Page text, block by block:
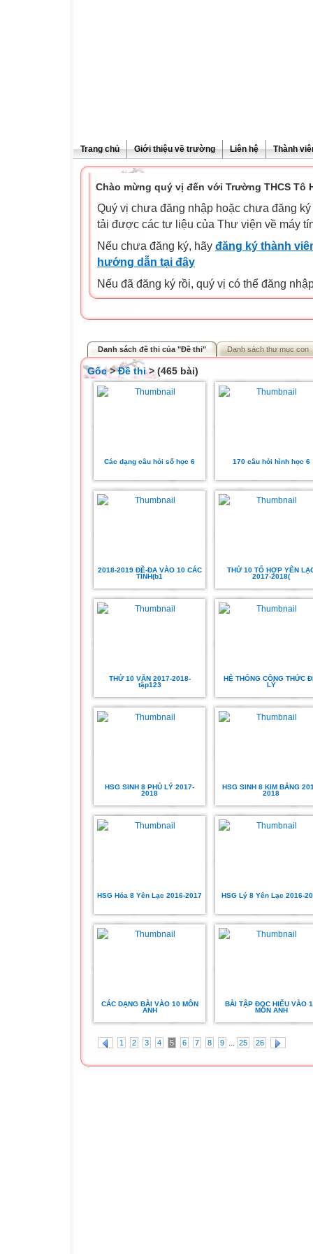
Trang chủ Giới thiệu về trường Liên hệ Thành
Chào mừng quý vị đến với Trường THCS Tô
Quý vị chưa đăng nhập hoặc chưa đăng
tải được các tư liệu của Thư viện về máy
Nếu chưa đăng ký, hãy đăng ký thành
hướng dẫn tại đây
Nếu đã đăng ký rồi, quý vị có thể đăng
Danh sách đề thi của "Đề thi" Danh sách thư mục con
Gốc>Đề thi> (465 bài)
Các dạng câu hỏi số học 6 170 câu hỏi hình học 6
2018-2019 ĐỀ-ĐA VÀO 10 CÁC
TỈNH(b1
THỬ 10 TỔ HỢP YÊN
2017-2018(
THỬ 10 VĂN 2017-2018-
tập123
HỆ THỐNG CÔNG THỨC
LÝ
HSG SINH 8 PHỦ LÝ 2017-
2018
HSG SINH 8 KIM BẢNG
2018
HSG Hóa 8 Yên Lạc 2016-2017 HSG Lý 8 Yên Lạc 2016-
CÁC DẠNG BÀI VÀO 10 MÔN
ANH
BÀI TẬP ĐỌC HIỂU VÀO
MÔN ANH
1 2 3 4 5 6 7 8 9 ... 25 26